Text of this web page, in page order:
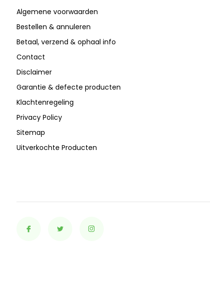
Algemene voorwaarden
Bestellen & annuleren
Betaal, verzend & ophaal info
Contact
Disclaimer
Garantie & defecte producten
Klachtenregeling
Privacy Policy
Sitemap
Uitverkochte Producten